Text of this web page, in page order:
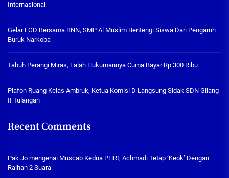
Internasional
Gelar FGD Bersama BNN, SMP Al Muslim Bentengi Siswa Dari Pengaruh
Buruk Narkoba
Tabuh Perangi Miras, Ealah Hukumannya Cuma Bayar Rp 300 Ribu
Plafon Ruang Kelas Ambruk, Ketua Komisi D Langsung Sidak SDN Gilang
II Tulangan
Recent Comments
Pak Jo mengenai Muscab Kedua PHRI, Achmadi Tetap ‘Keok’ Dengan
Raihan 2 Suara